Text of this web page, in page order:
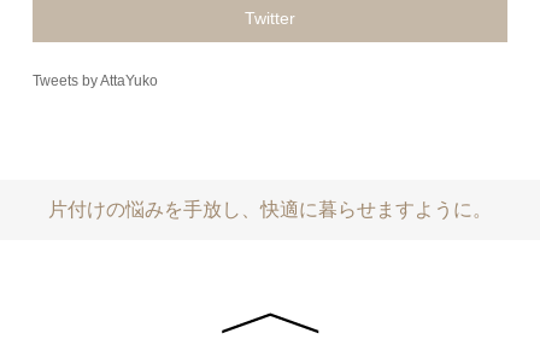
Twitter
Tweets by AttaYuko
片付けの悩みを手放し、快適に暮らせますように。